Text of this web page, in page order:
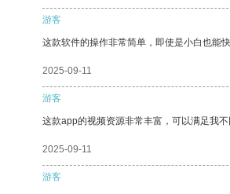
游客
这款软件的操作非常简单，即使是小白也能快
2025-09-11
游客
这款app的视频资源非常丰富，可以满足我不
2025-09-11
游客